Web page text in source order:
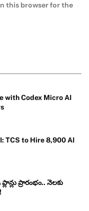
this browser for the
with Codex Micro AI
TCS to Hire 8,900 AI
ప్రారంభం.. నెలకు